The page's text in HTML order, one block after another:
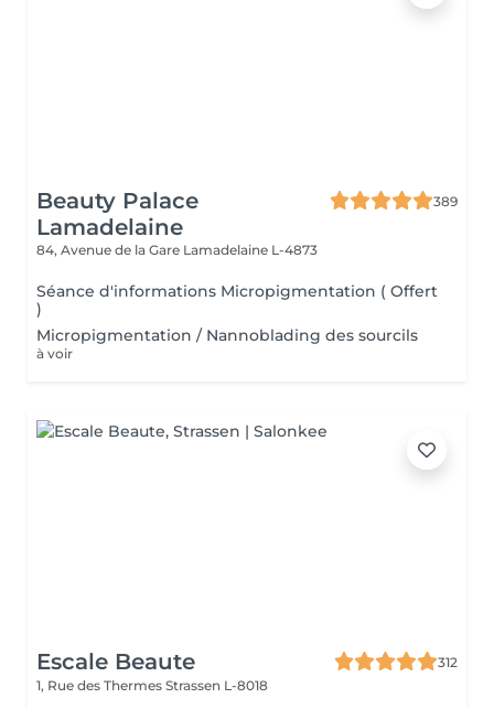
Beauty Palace
Lamadelaine
389
84, Avenue de la Gare Lamadelaine L-4873
Séance d'informations Micropigmentation ( Offert
)
Micropigmentation / Nannoblading des sourcils
à voir
Escale Beaute
312
1, Rue des Thermes Strassen L-8018